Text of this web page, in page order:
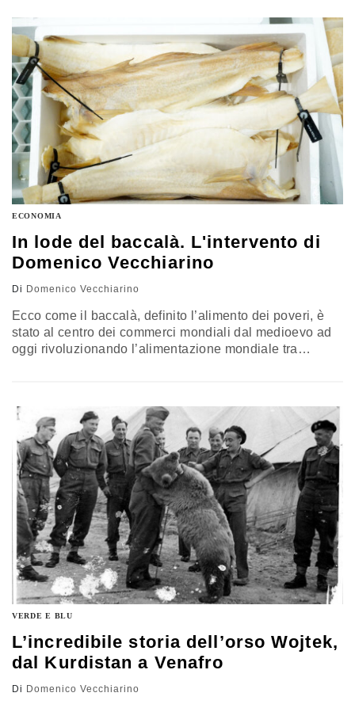
Raptor e l’ultimissimo F-35 Lightning II. Il racconto di
Domenico Vecchiarino
ECONOMIA
In lode del baccalà. L'intervento di
Domenico Vecchiarino
Di Domenico Vecchiarino
Ecco come il baccalà, definito l’alimento dei poveri, è
stato al centro dei commerci mondiali dal medioevo ad
oggi rivoluzionando l’alimentazione mondiale tra
VERDE E BLU
L’incredibile storia dell’orso Wojtek,
dal Kurdistan a Venafro
Di Domenico Vecchiarino